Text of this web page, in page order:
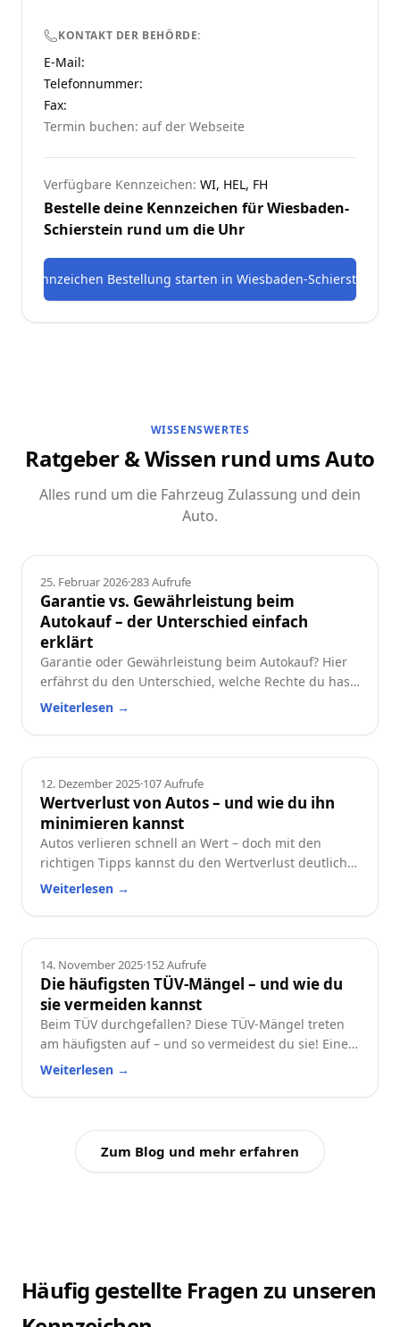
KONTAKT DER BEHÖRDE:
E-Mail:
Telefonnummer:
Fax:
Termin buchen: auf der Webseite
Verfügbare Kennzeichen: WI, HEL, FH
Bestelle deine Kennzeichen fürWiesbaden-
Schierstein rund um die Uhr
Kennzeichen Bestellung starten in Wiesbaden-Schierstein
WISSENSWERTES
Ratgeber & Wissen rund ums Auto
Alles rund um die Fahrzeug Zulassung und dein
Auto.
Ratgeber
25. Februar 2026·283Aufrufe
Garantie vs. Gewährleistung beim
Autokauf – der Unterschied einfach
erklärt
Garantie oder Gewährleistung beim Autokauf? Hier
erfährst du den Unterschied, welche Rechte du hast
und worauf du beim Neu- oder Gebrauchtwagen
Weiterlesen →
Ratgeber
12. Dezember 2025·107Aufrufe
Wertverlust von Autos – und wie du ihn
minimieren kannst
Autos verlieren schnell an Wert – doch mit den
richtigen Tipps kannst du den Wertverlust deutlich
reduzieren. Erfahre, welche Faktoren besonders
wertstabil hältst.
Weiterlesen →
Ratgeber
14. November 2025·152Aufrufe
Die häufigsten TÜV-Mängel – und wie du
sie vermeiden kannst
Beim TÜV durchgefallen? Diese TÜV-Mängel treten
am häufigsten auf – und so vermeidest du sie! Eine
praktische Checkliste für alle Autofahrer.
Weiterlesen →
Zum Blog und mehr erfahren
Häufig gestellte Fragen zu unseren